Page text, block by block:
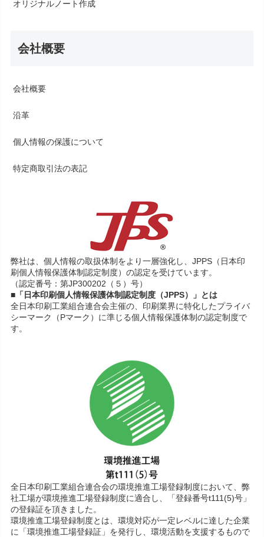
オリジナルノート作成
会社概要
会社概要
沿革
個人情報の保護について
特定商取引法の表記
弊社は、個人情報の取扱体制をより一層強化し、JPPS（日本印
刷個人情報保護体制認定制度）の認定を受けています。
（認定番号：第JP300202（５）号）
■「日本印刷個人情報保護体制認定制度（JPPS）」とは
全日本印刷工業組合連合会主催の、印刷業界に特化したプライバ
シーマーク（Pマーク）に準じる個人情報保護体制の認定制度で
す。
全日本印刷工業組合連合会の環境推進工場登録制度において、弊
社工場が環境推進工場登録制度に適合し、「登録番号t111(5)号」
の登録証を頂きました。
環境推進工場登録制度とは、環境対応が一定レベルに達した企業
に「環境推進工場登録証」を発行し、環境活動を支援するもので